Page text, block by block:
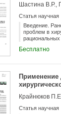
выполнения
избежать во
мода -
мягких
этапу
предложение
Шастина В.Р.,
Статья научная
Введение.
проблем в
рациональных
лечения
лечения 32
удалось
Антисептика
обладать
день
Бесплатно
Применение
Крайнюков
Статья научная